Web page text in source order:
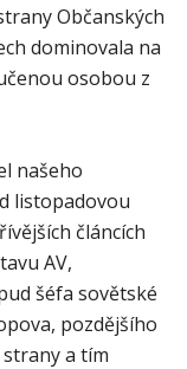
Občanských
dominovala na
osobou z
našeho
listopadovou
článcích
AV,
šéfa sovětské
pozdějšího
a tím